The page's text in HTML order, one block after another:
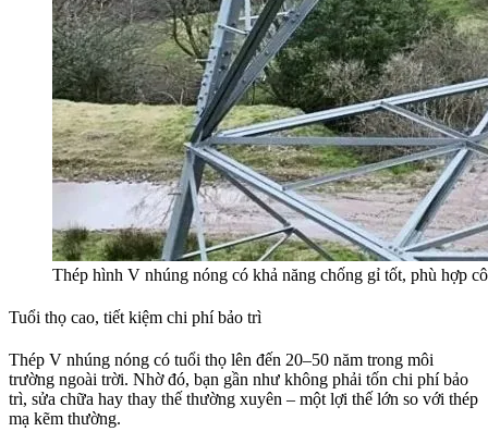
Thép hình V nhúng nóng có khả năng chống gỉ tốt, phù hợp
Tuổi thọ cao, tiết kiệm chi phí bảo trì
Thép V nhúng nóng có tuổi thọ lên đến 20–50 năm trong môi
trường ngoài trời. Nhờ đó, bạn gần như không phải tốn chi phí bảo
trì, sửa chữa hay thay thế thường xuyên – một lợi thế lớn so với thép
mạ kẽm thường.